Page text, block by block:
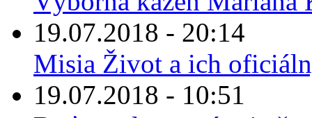
19.07.2018 - 20:14
Misia Život a ich
19.07.2018 - 10:51